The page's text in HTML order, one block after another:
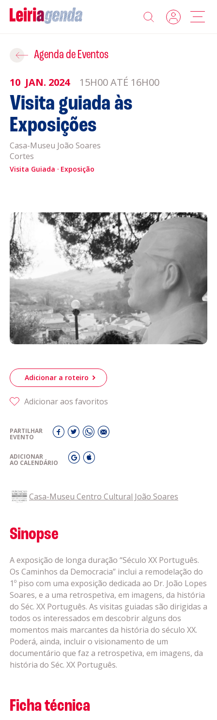
Agenda
Sobre a Leiriagenda
Promotores
Clubes Desportivos
Contactos
Política de Cookies
Acompanhe a Leiria Agenda
CULTURA
DESPORTO
Agenda de Eventos
10 JAN. 2024 15H00 ATÉ 16H00
Visita guiada às
Exposições
Casa-Museu João Soares
Cortes
Visita Guiada Exposição
Adicionar a roteiro
Adicionar aos favoritos
PARTILHAR
EVENTO
ADICIONAR
AO CALENDÁRIO
Casa-Museu Centro Cultural João Soares
Sinopse
A exposição de longa duração “Século XX Português.
Os Caminhos da Democracia” inclui a remodelação do
1º piso com uma exposição dedicada ao Dr. João Lopes
Soares, e a uma retrospetiva, em imagens, da história
do Séc. XX Português. As visitas guiadas são dirigidas a
todos os interessados em descobrir alguns dos
momentos mais marcantes da história do século XX.
Poderá, ainda, incluir o visionamento de um
documentário que faz a retrospetiva, em imagens, da
história do Séc. XX Português.
Ficha técnica
Adicionar ao Roteiro
ROTEIROS EXISTENTES
CRIAR NOVO